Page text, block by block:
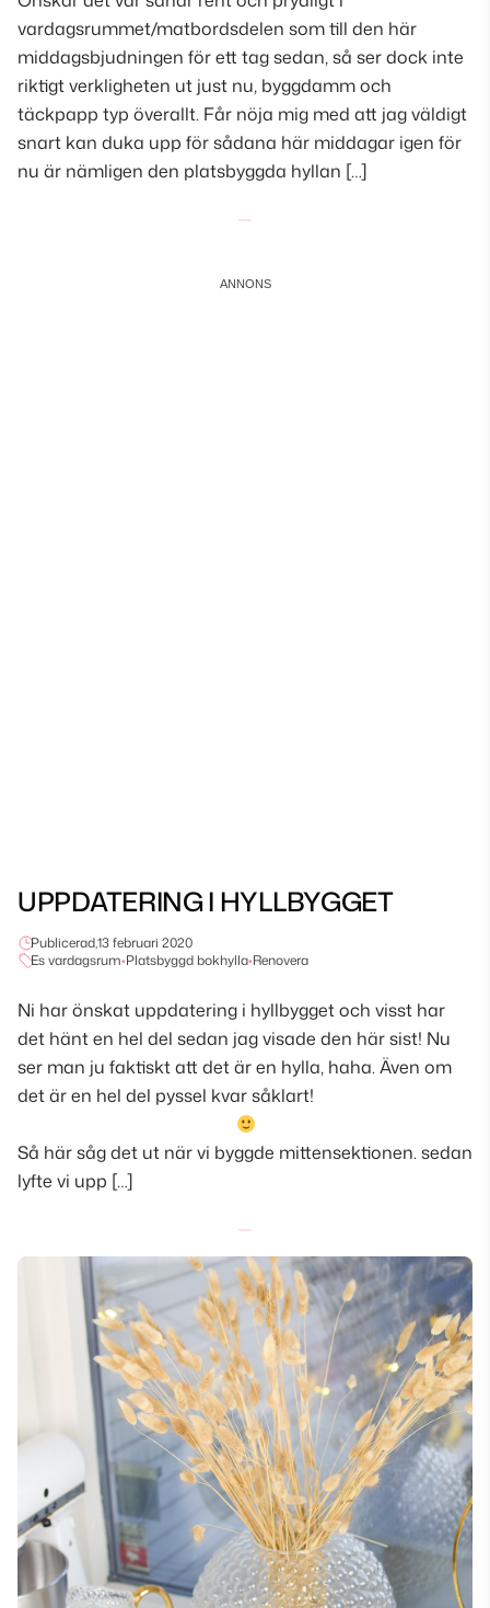
vardagsrummet/matbordsdelen som till den här
middagsbjudningen för ett tag sedan, så ser dock inte
riktigt verkligheten ut just nu, byggdamm och
täckpapp typ överallt. Får nöja mig med att jag väldigt
snart kan duka upp för sådana här middagar igen för
nu är nämligen den platsbyggda hyllan […]
UPPDATERING I HYLLBYGGET
Publicerad,13 februari 2020
Es vardagsrum•Platsbyggd bokhylla•Renovera
Ni har önskat uppdatering i hyllbygget och visst har
det hänt en hel del sedan jag visade den här sist! Nu
ser man ju faktiskt att det är en hylla, haha. Även om
det är en hel del pyssel kvar såklart!
Så här såg det ut när vi byggde mittensektionen. sedan
lyfte vi upp […]